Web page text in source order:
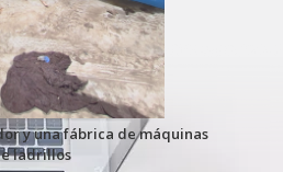
y una fábrica de máquinas
ladrillos